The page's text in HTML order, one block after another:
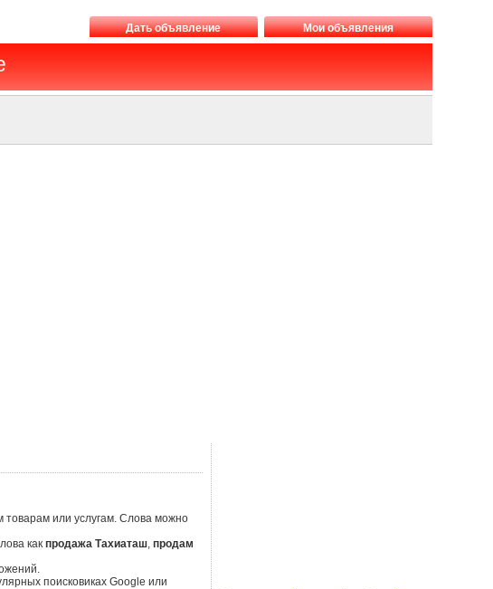
Дать объявление Мои объявления
товарам или услугам. Слова можно
как продажа Тахиаташ, продам
поисковиках Google или